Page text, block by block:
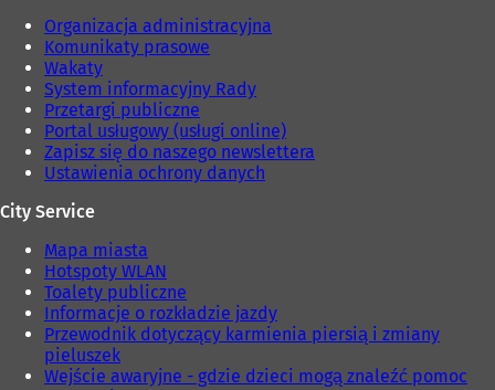
Organizacja administracyjna
Komunikaty prasowe
Wakaty
System informacyjny Rady
Przetargi publiczne
Portal usługowy (usługi online)
Zapisz się do naszego newslettera
Ustawienia ochrony danych
City Service
Mapa miasta
Hotspoty WLAN
Toalety publiczne
Informacje o rozkładzie jazdy
Przewodnik dotyczący karmienia piersią i zmiany
pieluszek
Wejście awaryjne - gdzie dzieci mogą znaleźć pomoc